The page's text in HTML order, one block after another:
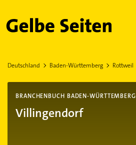
Gelbe Seiten
Deutschland Baden-Württemberg Rottweil
BRANCHENBUCH BADEN-WÜRTTEMBERG
Villingendorf